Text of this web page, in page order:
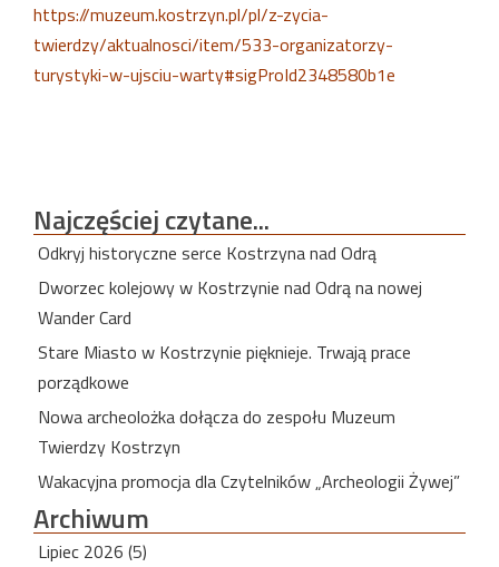
https://muzeum.kostrzyn.pl/pl/z-zycia-
twierdzy/aktualnosci/item/533-organizatorzy-
turystyki-w-ujsciu-warty#sigProId2348580b1e
Najczęściejczytane...
Odkryj historyczne serce Kostrzyna nad Odrą
Dworzec kolejowy w Kostrzynie nad Odrą na nowej
Wander Card
Stare Miasto w Kostrzynie pięknieje. Trwają prace
porządkowe
Nowa archeolożka dołącza do zespołu Muzeum
Twierdzy Kostrzyn
Wakacyjna promocja dla Czytelników „Archeologii Żywej”
Archiwum
Lipiec 2026 (5)